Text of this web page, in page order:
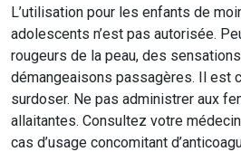
L’utilisation pour les enfants de
adolescents n’est pas autorisée.
rougeurs de la peau, des
démangeaisons passagères. Il est
surdoser. Ne pas administrer aux
allaitantes. Consultez votre
cas d’usage concomitant